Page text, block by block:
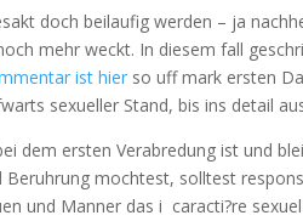
doch beilaufig werden – ja
mehr weckt. In diesem fall
ist hier so uff mark ersten
sexueller Stand, bis ins detail
dem ersten Verabredung ist und
mochtest, solltest
und Manner das i caracti?re